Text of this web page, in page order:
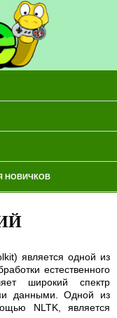
НОВИЧКОВ
является одной из
естественного
широкий спектр
данными. Одной из
NLTK, является